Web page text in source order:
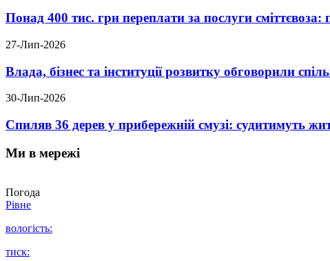
Понад 400 тис. грн переплати за послуги
27-Лип-2026
Влада, бізнес та інституції розвитку обговорили
30-Лип-2026
Спиляв 36 дерев у прибережній смузі: судитимуть
Ми в мережі
Погода
Рівне
вологість:
тиск: